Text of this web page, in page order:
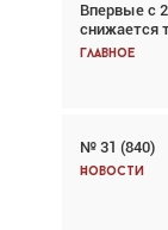
Впервые с
снижается
Главное
№ 31 (840)
Новости
Взгляд с
Главное
говорит